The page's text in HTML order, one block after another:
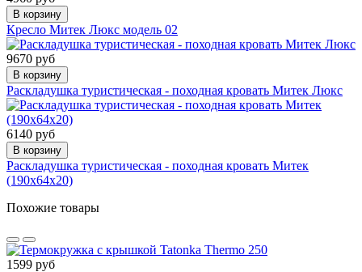
В корзину
Кресло Митек Люкс модель 02
9670 руб
В корзину
Раскладушка туристическая - походная кровать Митек Люкс
6140 руб
В корзину
Раскладушка туристическая - походная кровать Митек
(190х64х20)
Похожие товары
1599 руб